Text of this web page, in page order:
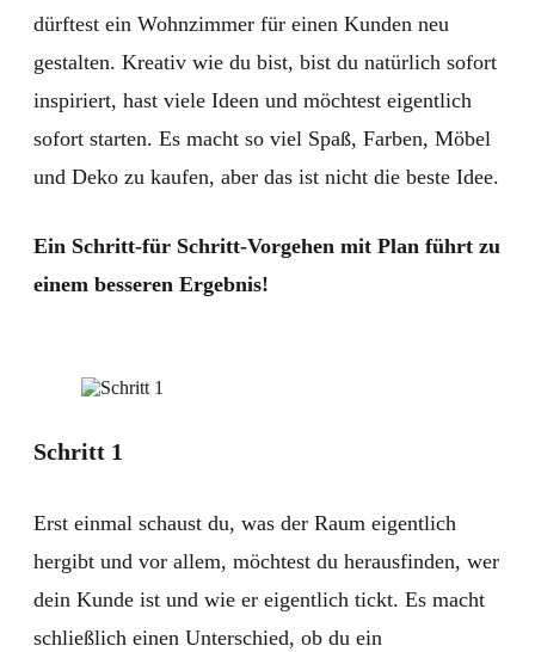
dürftest ein Wohnzimmer für einen Kunden neu
gestalten. Kreativ wie du bist, bist du natürlich sofort
inspiriert, hast viele Ideen und möchtest eigentlich
sofort starten. Es macht so viel Spaß, Farben, Möbel
und Deko zu kaufen, aber das ist nicht die beste Idee.
Ein Schritt-für Schritt-Vorgehen mit Plan führt zu
einem besseren Ergebnis!
Schritt 1
Erst einmal schaust du, was der Raum eigentlich
hergibt und vor allem, möchtest du herausfinden, wer
dein Kunde ist und wie er eigentlich tickt. Es macht
schließlich einen Unterschied, ob du ein